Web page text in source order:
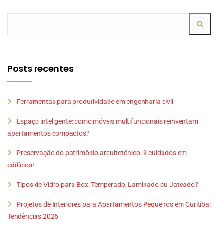
Posts recentes
Ferramentas para produtividade em engenharia civil
Espaço inteligente: como móveis multifuncionais reinventam
apartamentos compactos?
Preservação do patrimônio arquitetônico: 9 cuidados em
edifícios!
Tipos de Vidro para Box: Temperado, Laminado ou Jateado?
Projetos de Interiores para Apartamentos Pequenos em Curitiba:
Tendências 2026